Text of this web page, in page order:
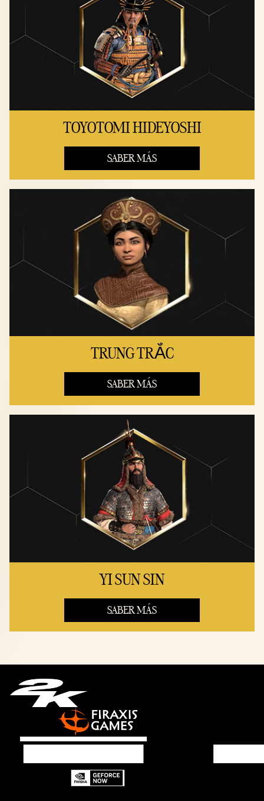
TOYOTOMI HIDEYOSHI
SABER MÁS
TRUNG TRẮC
SABER MÁS
YI SUN SIN
SABER MÁS